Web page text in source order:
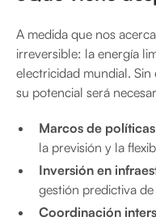
A medida que nos
irreversible: la energía
electricidad mundial.
su potencial será
Marcos de políticas
la previsión y la
Inversión en
gestión predictiva
Coordinación